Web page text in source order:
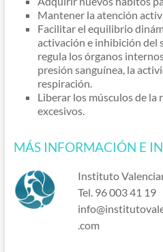
Mantener la atención
Facilitar el equilibrio
activación e inhibición del
regula los órganos
presión sanguínea, la
respiración.
Liberar los músculos de
excesivos.
MÁS INFORMACIÓN E
Instituto
Tel. 96 003 41 19
.com